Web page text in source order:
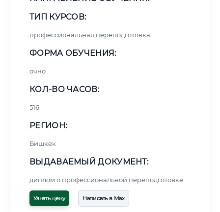
ТИП КУРСОВ:
профессиональная переподготовка
ФОРМА ОБУЧЕНИЯ:
очно
КОЛ-ВО ЧАСОВ:
516
РЕГИОН:
Бишкек
ВЫДАВАЕМЫЙ ДОКУМЕНТ:
диплом о профессиональной переподготовке
Узнать цену Написать в Max